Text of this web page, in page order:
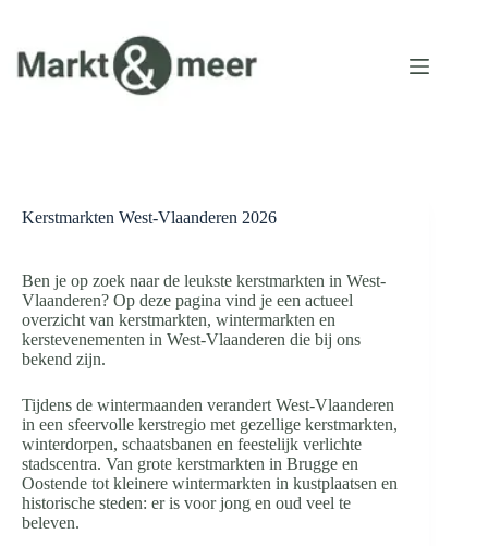
de
inhoud
Kerstmarkten West-Vlaanderen 2026
Ben je op zoek naar de leukste kerstmarkten in West-
Vlaanderen? Op deze pagina vind je een actueel
overzicht van kerstmarkten, wintermarkten en
kerstevenementen in West-Vlaanderen die bij ons
bekend zijn.
Tijdens de wintermaanden verandert West-Vlaanderen
in een sfeervolle kerstregio met gezellige kerstmarkten,
winterdorpen, schaatsbanen en feestelijk verlichte
stadscentra. Van grote kerstmarkten in Brugge en
Oostende tot kleinere wintermarkten in kustplaatsen en
historische steden: er is voor jong en oud veel te
beleven.